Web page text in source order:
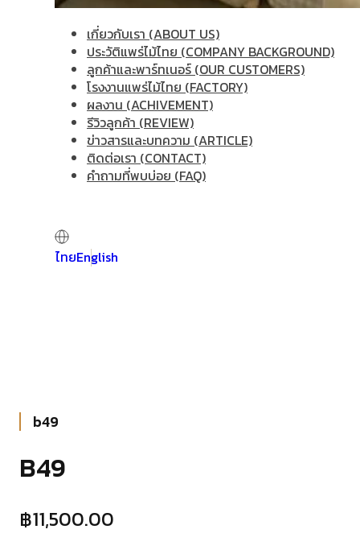
เกี่ยวกับเรา (ABOUT US)
ประวัติแพร่ไม้ไทย (COMPANY BACKGROUND)
ลูกค้าและพาร์ทเนอร์ (OUR CUSTOMERS)
โรงงานแพร่ไม้ไทย (FACTORY)
ผลงาน (ACHIVEMENT)
รีวิวลูกค้า (REVIEW)
ข่าวสารและบทความ (ARTICLE)
ติดต่อเรา (CONTACT)
คำถามที่พบบ่อย (FAQ)
English
ไทย
b49
B49
฿11,500.00